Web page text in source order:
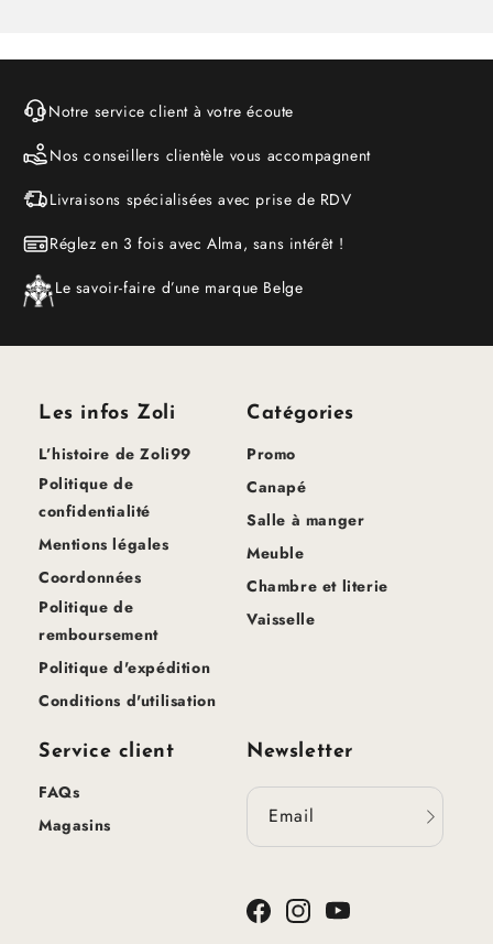
Notre service client à votre écoute
Nos conseillers clientèle vous accompagnent
Livraisons spécialisées avec prise de RDV
Réglez en 3 fois avec Alma, sans intérêt !
Le savoir-faire d’une marque Belge
Les infos Zoli
L’histoire de Zoli99
Politique de
confidentialité
Mentions légales
Coordonnées
Politique de
remboursement
Politique d'expédition
Conditions d'utilisation
Catégories
Promo
Canapé
Salle à manger
Meuble
Chambre et literie
Vaisselle
Service client
FAQs
Magasins
Newsletter
Email
FacebookInstagramYouTube